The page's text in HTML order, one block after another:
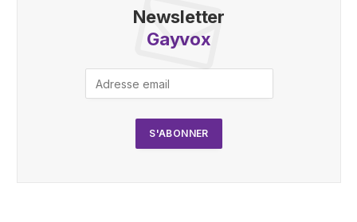
Newsletter
Gayvox